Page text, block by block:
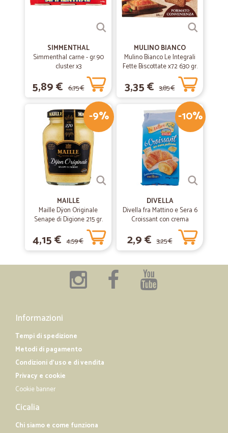
SIMMENTHAL
Simmenthal carne - gr.90
cluster x3
5,89 € 6,75 €
MULINO BIANCO
Mulino Bianco Le Integrali
Fette Biscottate x72 630 gr.
3,35 € 3,85 €
-9%
MAILLE
Maille Dÿon Originale
Senape di Digione 215 gr.
4,15 € 4,59 €
-10%
DIVELLA
Divella fra Mattino e Sera 6
Croissant con crema
pasticcera 270 gr.
2,9 € 3,25 €
Informazioni
Tempi di spedizione
Metodi di pagamento
Condizioni d'uso e di vendita
Privacy e cookie
Cookie banner
Cicalia
Chi siamo e come funziona